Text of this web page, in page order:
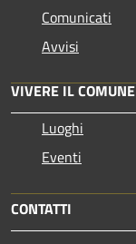
Comunicati
Avvisi
VIVERE IL COMUNE
Luoghi
Eventi
CONTATTI